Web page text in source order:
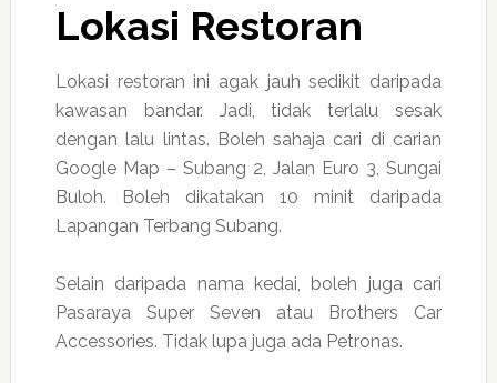
Lokasi Restoran
Lokasi restoran ini agak jauh sedikit daripada
kawasan bandar. Jadi, tidak terlalu sesak
dengan lalu lintas. Boleh sahaja cari di carian
Google Map – Subang 2, Jalan Euro 3, Sungai
Buloh. Boleh dikatakan 10 minit daripada
Lapangan Terbang Subang.
Selain daripada nama kedai, boleh juga cari
Pasaraya Super Seven atau Brothers Car
Accessories. Tidak lupa juga ada Petronas.